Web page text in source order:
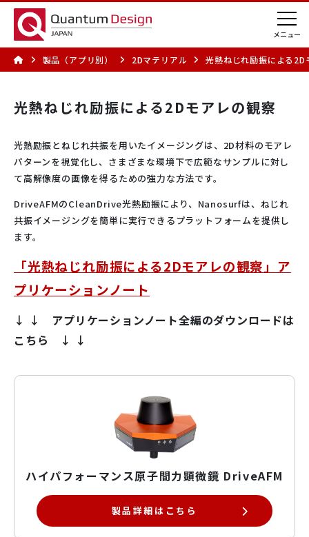
製品（アプリ別） 2Dマテリアル 光熱ねじれ励振による2D
光熱ねじれ励振による2Dモアレの観察
光熱励振とねじれ共振を用いたイメージングは、2D材料のモアレ
パターンを視覚化し、さまざまな環境下で広範なサンプルに対し
て高解像度の画像を得るための強力な方法です。
DriveAFMのCleanDrive光熱励振により、Nanosurfは、ねじれ
共振イメージングを簡単に実行できるプラットフォームを提供し
ます。
「光熱ねじれ励振による2Dモアレの観察」 ア
プリケーションノート
↓ ↓ アプリケーションノート全編のダウンロードは
こちら ↓ ↓
ハイパフォーマンス原子間力顕微鏡 DriveAFM
製品詳細はこちら